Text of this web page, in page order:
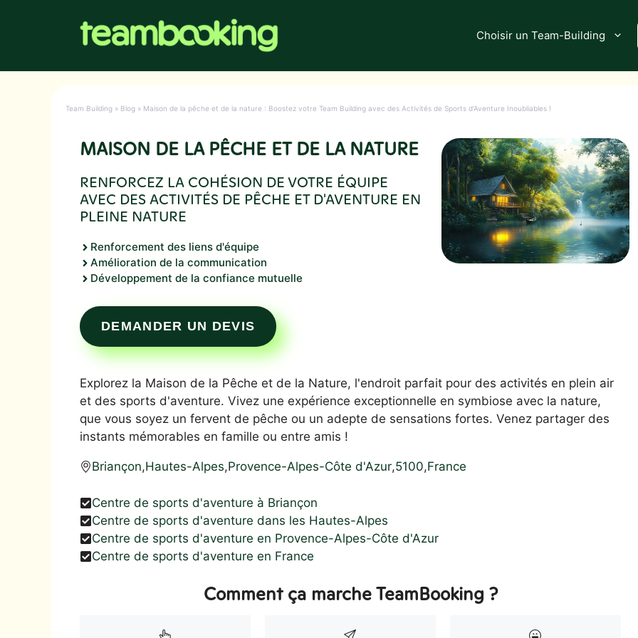
Choisir un Team-Building
Team Building » Blog » Maison de la pêche et de la nature : Boostez votre Team Building avec des Activités de Sports d’Aventure Inoubliables !
MAISON DE LA PÊCHE ET DE LA NATURE
RENFORCEZ LA COHÉSION DE VOTRE ÉQUIPE
AVEC DES ACTIVITÉS DE PÊCHE ET D'AVENTURE EN
PLEINE NATURE
Renforcement des liens d'équipe
Amélioration de la communication
Développement de la confiance mutuelle
DEMANDER UN DEVIS
Explorez la Maison de la Pêche et de la Nature, l'endroit parfait pour des activités en plein air
et des sports d'aventure. Vivez une expérience exceptionnelle en symbiose avec la nature,
que vous soyez un fervent de pêche ou un adepte de sensations fortes. Venez partager des
instants mémorables en famille ou entre amis !
Briançon,Hautes-Alpes,Provence-Alpes-Côte d'Azur,5100,France
Centre de sports d'aventure à Briançon
Centre de sports d'aventure dans les Hautes-Alpes
Centre de sports d'aventure en Provence-Alpes-Côte d'Azur
Centre de sports d'aventure en France
Comment ça marche TeamBooking ?